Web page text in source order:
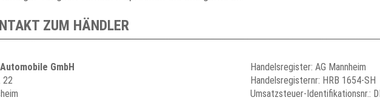
ZUM HÄNDLER
GmbH
22
Handelsregister: AG Mannheim
Handelsregisternr: HRB 1654-SH
Umsatzsteuer-Identifikationsnr.: